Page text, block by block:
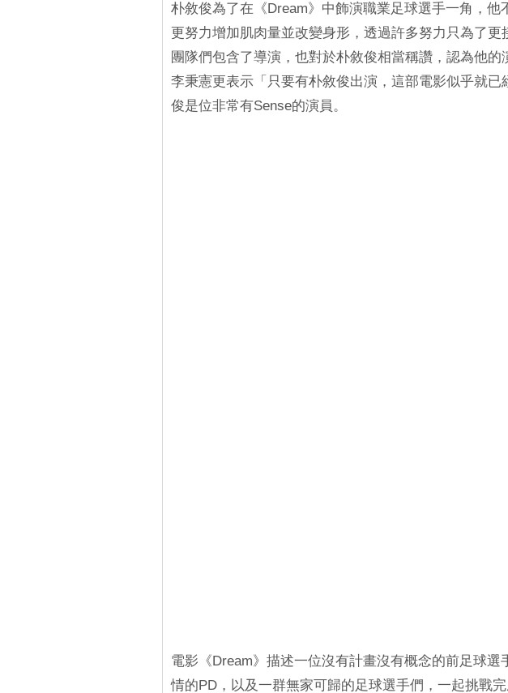
朴敘俊為了在《Dream》中飾演職業足球選手一角，他
更努力增加肌肉量並改變身形，透過許多努力只為了更
團隊們包含了導演，也對於朴敘俊相當稱讚，認為他的
李秉憲更表示「只要有朴敘俊出演，這部電影似乎就已
俊是位非常有Sense的演員。
電影《Dream》描述一位沒有計畫沒有概念的前足球選
情的PD，以及一群無家可歸的足球選手們，一起挑戰